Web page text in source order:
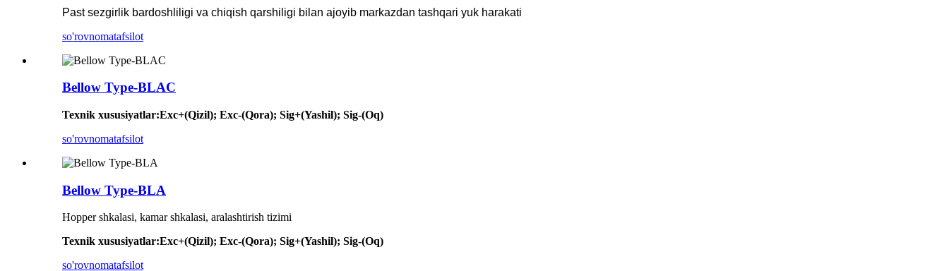
Past sezgirlik bardoshliligi va chiqish qarshiligi bilan ajoyib markazdan tashqari yuk harakati
so'rovnomatafsilot
Bellow Type-BLAC
Texnik xususiyatlar:Exc+(Qizil); Exc-(Qora); Sig+(Yashil); Sig-(Oq)
so'rovnomatafsilot
Bellow Type-BLA
Hopper shkalasi, kamar shkalasi, aralashtirish tizimi
Texnik xususiyatlar:Exc+(Qizil); Exc-(Qora); Sig+(Yashil); Sig-(Oq)
so'rovnomatafsilot